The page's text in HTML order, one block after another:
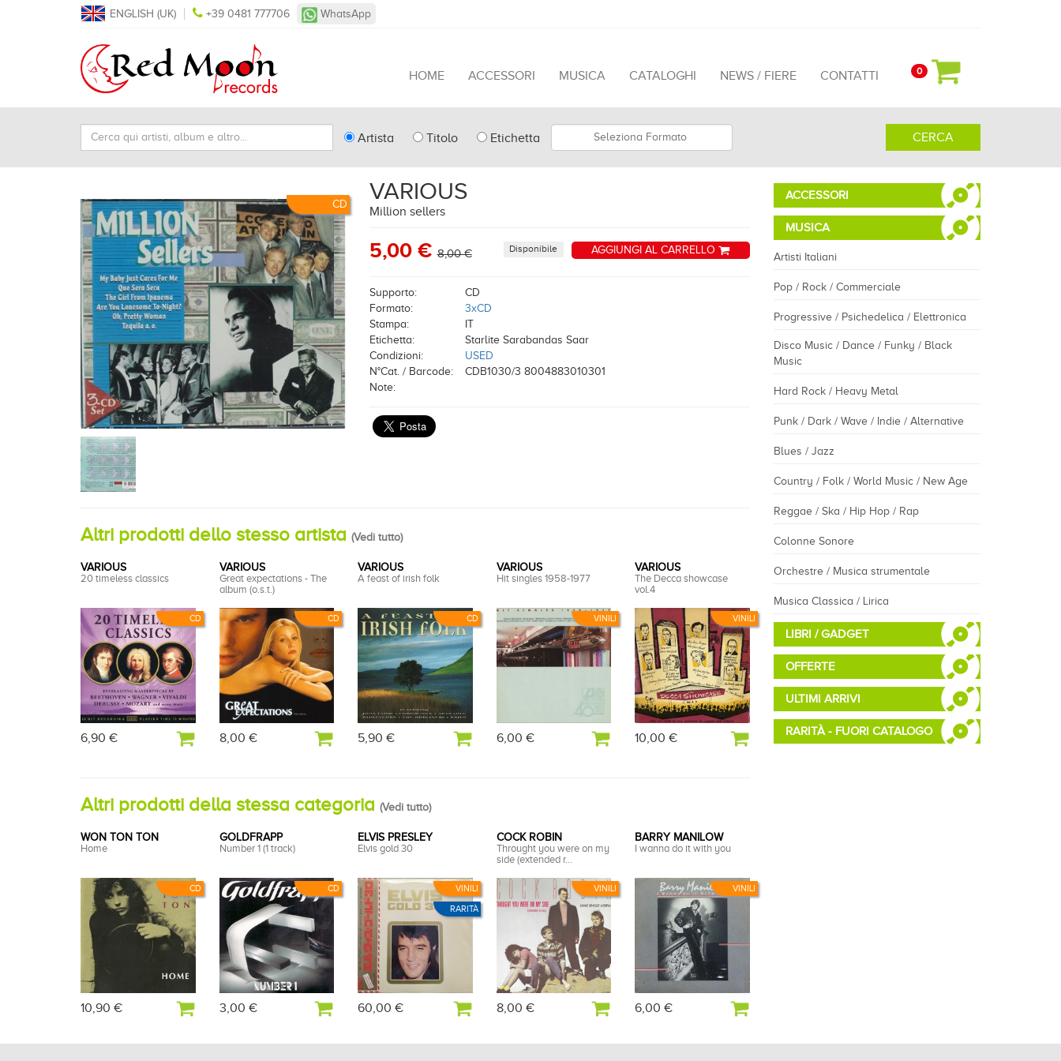
ENGLISH (UK) +39 0481 777706 WhatsApp
HOME ACCESSORI MUSICA CATALOGHI NEWS / FIERE CONTATTI 0
Cerca
qui
artisti,
e
altro...
TypeArtista Titolo Etichetta Formato CERCA
CD VARIOUS
Million sellers
5,00 € 8,00 € Disponibile AGGIUNGI AL CARRELLO
Supporto:
CD
Formato:
3xCD
Stampa:
IT
Etichetta:
Starlite Sarabandas Saar
Condizioni:
USED
N°Cat. / Barcode:
CDB1030/3 8004883010301
Note:
Altri prodotti dello stesso artista (Vedi tutto)
CD
VARIOUS
20 timeless classics
6,90 €
CD
VARIOUS
Great expectations - The
album (o.s.t.)
8,00 €
CD
VARIOUS
A feast of irish folk
5,90 €
VINILI
VARIOUS
Hit singles 1958-1977
6,00 €
VINILI
VARIOUS
The Decca showcase
vol.4
10,00 €
Altri prodotti della stessa categoria (Vedi tutto)
CD
WON TON TON
Home
10,90 €
CD
GOLDFRAPP
Number 1 (1 track)
3,00 €
RARITÀ
VINILI
ELVIS PRESLEY
Elvis gold 30
60,00 €
VINILI
COCK ROBIN
Throught you were on my
side (extended r...
8,00 €
VINILI
BARRY MANILOW
I wanna do it with you
6,00 €
ACCESSORI
MUSICA
Artisti Italiani
Pop / Rock / Commerciale
Progressive / Psichedelica / Elettronica
Disco Music / Dance / Funky / Black
Music
Hard Rock / Heavy Metal
Punk / Dark / Wave / Indie / Alternative
Blues / Jazz
Country / Folk / World Music / New Age
Reggae / Ska / Hip Hop / Rap
Colonne Sonore
Orchestre / Musica strumentale
Musica Classica / Lirica
LIBRI / GADGET
OFFERTE
ULTIMI ARRIVI
RARITÀ - FUORI CATALOGO